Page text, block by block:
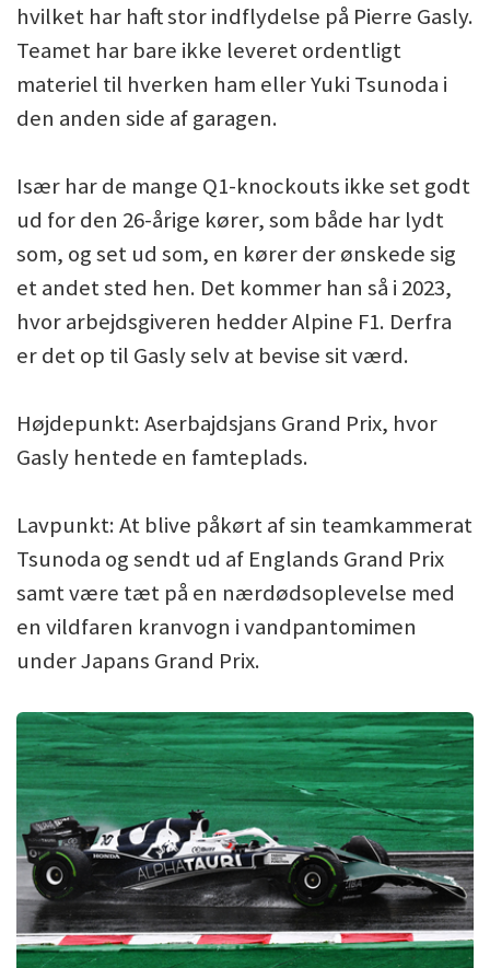
hvilket har haft stor indflydelse på Pierre Gasly.
Teamet har bare ikke leveret ordentligt
materiel til hverken ham eller Yuki Tsunoda i
den anden side af garagen.
Især har de mange Q1-knockouts ikke set godt
ud for den 26-årige kører, som både har lydt
som, og set ud som, en kører der ønskede sig
et andet sted hen. Det kommer han så i 2023,
hvor arbejdsgiveren hedder Alpine F1. Derfra
er det op til Gasly selv at bevise sit værd.
Højdepunkt: Aserbajdsjans Grand Prix, hvor
Gasly hentede en famteplads.
Lavpunkt: At blive påkørt af sin teamkammerat
Tsunoda og sendt ud af Englands Grand Prix
samt være tæt på en nærdødsoplevelse med
en vildfaren kranvogn i vandpantomimen
under Japans Grand Prix.